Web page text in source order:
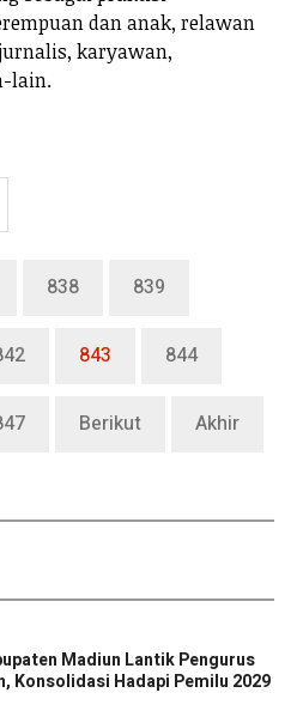
dan anak, relawan
karyawan,
lain.
838 839
843 844
Berikut Akhir
Madiun Lantik Pengurus
Konsolidasi Hadapi Pemilu 2029